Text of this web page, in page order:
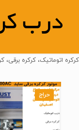
درب
کرکره اتوماتیک، کرکره
حراج